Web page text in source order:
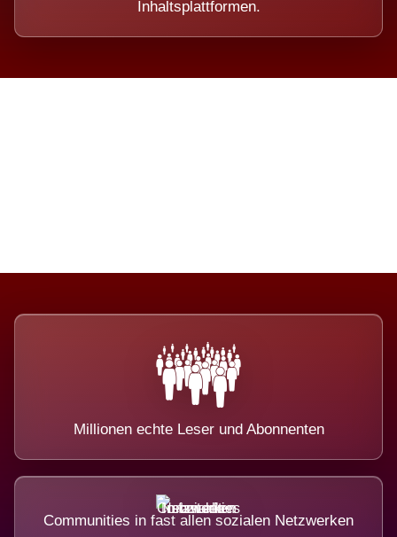
Inhaltsplattformen.
Millionen echte Leser und Abonnenten
Communities in fast allen sozialen Netzwerken